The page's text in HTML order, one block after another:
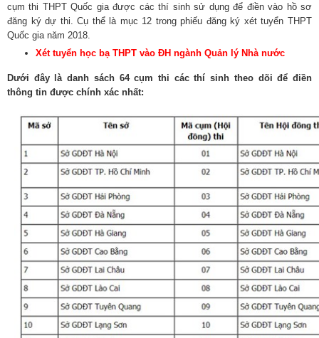
cụm thi THPT Quốc gia được các thí sinh sử dụng để điền vào hồ sơ
đăng ký dự thi. Cụ thể là mục 12 trong phiếu đăng ký xét tuyển THPT
Quốc gia năm 2018.
Xét tuyển học bạ THPT vào ĐH ngành Quản lý Nhà nước
Dưới đây là danh sách 64 cụm thi các thí sinh theo dõi để điền
thông tin được chính xác nhất: